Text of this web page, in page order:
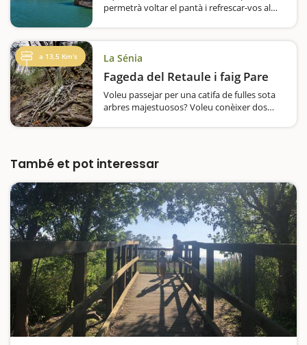
permetrà voltar el pantà i refrescar-vos al
circular es dona…
a 13,5 Km's La Sénia
Fageda del Retaule i faig Pare
Voleu passejar per una catifa de fulles sota
arbres majestuosos? Voleu conèixer dos
També et pot interessar